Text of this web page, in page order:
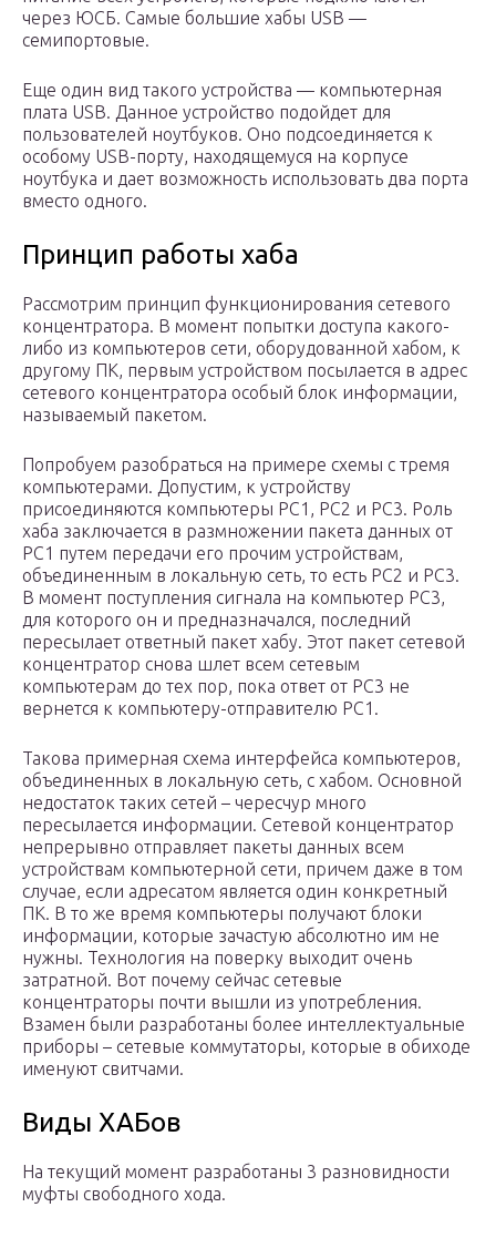
через ЮСБ. Самые большие хабы USB —
семипортовые.
Еще один вид такого устройства — компьютерная
плата USB. Данное устройство подойдет для
пользователей ноутбуков. Оно подсоединяется к
особому USB-порту, находящемуся на корпусе
ноутбука и дает возможность использовать два порта
вместо одного.
Принцип работы хаба
Рассмотрим принцип функционирования сетевого
концентратора. В момент попытки доступа какого-
либо из компьютеров сети, оборудованной хабом, к
другому ПК, первым устройством посылается в адрес
сетевого концентратора особый блок информации,
называемый пакетом.
Попробуем разобраться на примере схемы с тремя
компьютерами. Допустим, к устройству
присоединяются компьютеры PC1, PC2 и PC3. Роль
хаба заключается в размножении пакета данных от
PC1 путем передачи его прочим устройствам,
объединенным в локальную сеть, то есть PC2 и PC3.
В момент поступления сигнала на компьютер PC3,
для которого он и предназначался, последний
пересылает ответный пакет хабу. Этот пакет сетевой
концентратор снова шлет всем сетевым
компьютерам до тех пор, пока ответ от PC3 не
вернется к компьютеру-отправителю PC1.
Такова примерная схема интерфейса компьютеров,
объединенных в локальную сеть, с хабом. Основной
недостаток таких сетей – чересчур много
пересылается информации. Сетевой концентратор
непрерывно отправляет пакеты данных всем
устройствам компьютерной сети, причем даже в том
случае, если адресатом является один конкретный
ПК. В то же время компьютеры получают блоки
информации, которые зачастую абсолютно им не
нужны. Технология на поверку выходит очень
затратной. Вот почему сейчас сетевые
концентраторы почти вышли из употребления.
Взамен были разработаны более интеллектуальные
приборы – сетевые коммутаторы, которые в обиходе
именуют свитчами.
Виды ХАБов
На текущий момент разработаны 3 разновидности
муфты свободного хода.